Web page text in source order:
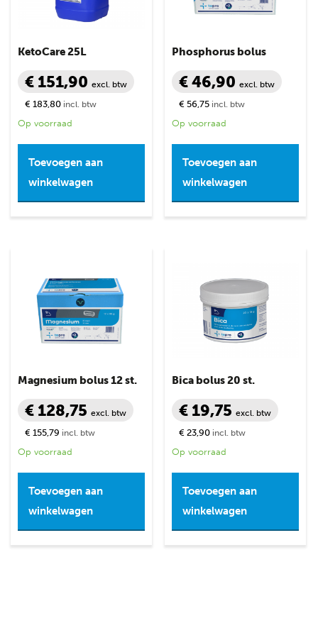
KetoCare 25L
€ 151,90 excl. btw
€ 183,80 incl. btw
Op voorraad
Toevoegen aan
winkelwagen
Phosphorus bolus
€ 46,90excl. btw
€ 56,75 incl. btw
Op voorraad
Toevoegen aan
winkelwagen
Magnesium bolus 12 st.
€ 128,75 excl. btw
€ 155,79 incl. btw
Op voorraad
Toevoegen aan
winkelwagen
Bica bolus 20 st.
€ 19,75excl. btw
€ 23,90 incl. btw
Op voorraad
Toevoegen aan
winkelwagen